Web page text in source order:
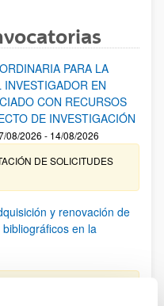
PARA LA
EN
CON RECURSOS
DE INVESTIGACIÓN
08/2026 - 14/08/2026
DE SOLICITUDES
y renovación de
en la